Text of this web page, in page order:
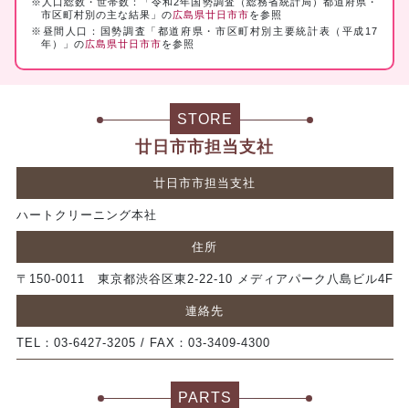
市区町村別の主な結果」の広島県廿日市市を参照
※昼間人口：国勢調査「都道府県・市区町村別主要統計表（平成17
年）」の広島県廿日市市を参照
STORE
廿日市市担当支社
廿日市市担当支社
ハートクリーニング本社
住所
〒150-0011 東京都渋谷区東2-22-10 メディアパーク八島ビル4F
連絡先
TEL：03-6427-3205 / FAX：03-3409-4300
PARTS